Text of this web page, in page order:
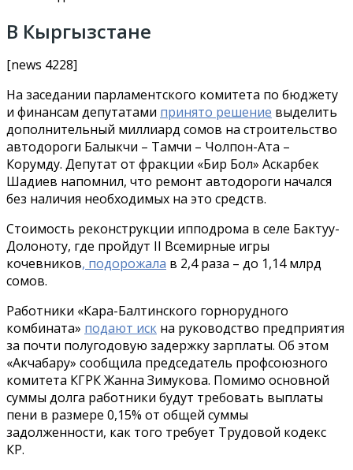
В Кыргызстане
[news 4228]
На заседании парламентского комитета по бюджету
и финансам депутатами принято решение выделить
дополнительный миллиард сомов на строительство
автодороги Балыкчи – Тамчи – Чолпон-Ата –
Корумду. Депутат от фракции «Бир Бол» Аскарбек
Шадиев напомнил, что ремонт автодороги начался
без наличия необходимых на это средств.
Стоимость реконструкции ипподрома в селе Бактуу-
Долоноту, где пройдут II Всемирные игры
кочевников, подорожала в 2,4 раза – до 1,14 млрд
сомов.
Работники «Кара-Балтинского горнорудного
комбината» подают иск на руководство предприятия
за почти полугодовую задержку зарплаты. Об этом
«Акчабару» сообщила председатель профсоюзного
комитета КГРК Жанна Зимукова. Помимо основной
суммы долга работники будут требовать выплаты
пени в размере 0,15% от общей суммы
задолженности, как того требует Трудовой кодекс
КР.